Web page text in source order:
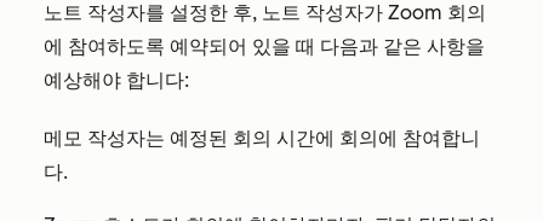
노트 작성자를 설정한 후, 노트 작성자가 Zoom 회의
에 참여하도록 예약되어 있을 때 다음과 같은 사항을
예상해야 합니다:
메모 작성자는 예정된 회의 시간에 회의에 참여합니
다.